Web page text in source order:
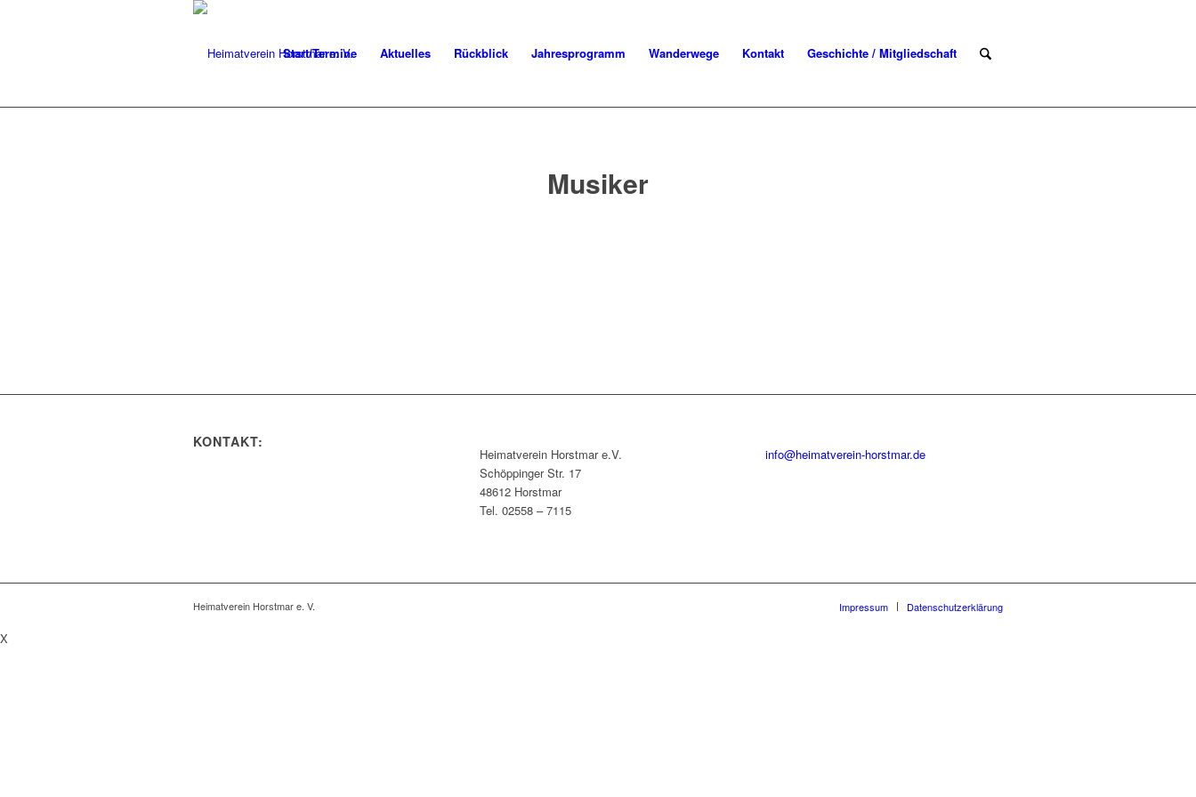
Start/Termine Aktuelles Rückblick Jahresprogramm Wanderwege Kontakt Geschichte / Mitgliedschaft
Musiker
KONTAKT:
Heimatverein Horstmar e.V.
Schöppinger Str. 17
48612 Horstmar
Tel. 02558 – 7115
info@heimatverein-horstmar.de
Heimatverein Horstmar e. V. Impressum Datenschutzerklärung
X